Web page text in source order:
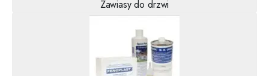
Zawiasy do drzwi